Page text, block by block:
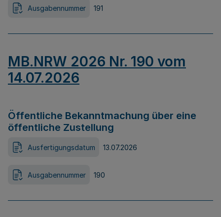
Ausgabennummer 191
MB.NRW 2026 Nr. 190 vom
14.07.2026
Öffentliche Bekanntmachung über eine
öffentliche Zustellung
Ausfertigungsdatum 13.07.2026
Ausgabennummer 190